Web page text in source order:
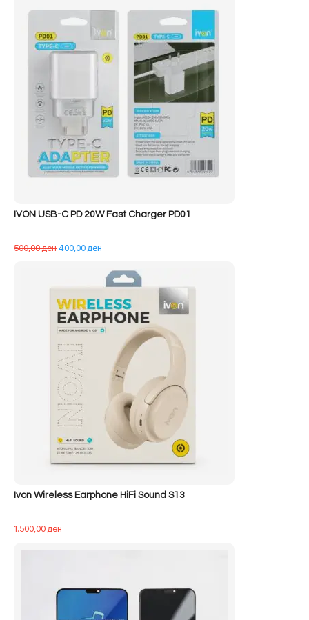
68.890,00 ден.
IVON USB-C PD 20W Fast Charger PD01
500,00денÇmimi
400,00ден
tanishëm
është:
Ivon Wireless Earphone HiFi Sound S13
1.500,00ден